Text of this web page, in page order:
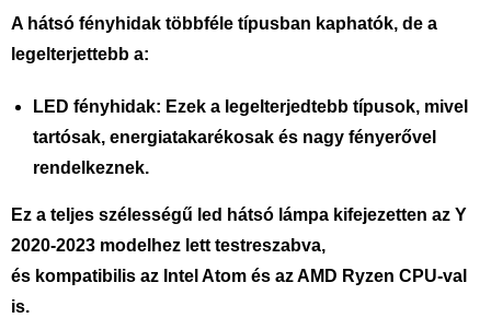
A hátsó fényhidak többféle típusban kaphatók, de a
legelterjettebb a:
LED fényhidak: Ezek a legelterjedtebb típusok, mivel
tartósak, energiatakarékosak és nagy fényerővel
rendelkeznek.
Ez a teljes szélességű led hátsó lámpa kifejezetten az Y
2020-2023 modelhez lett testreszabva,
és kompatibilis az Intel Atom és az AMD Ryzen CPU-val
is.